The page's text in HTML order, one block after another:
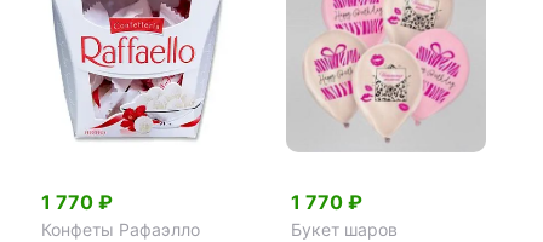
1 770 ₽
Конфеты Рафаэлло
1 770 ₽
Букет шаров